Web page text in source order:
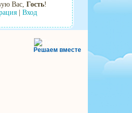
Вас, Гость!
| Вход
Решаем вместе